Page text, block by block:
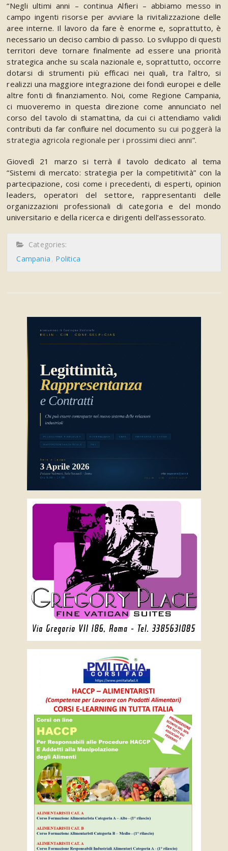
“Negli ultimi anni – continua Alfieri – abbiamo messo in
campo ingenti risorse per avviare la rivitalizzazione delle
aree interne. Il lavoro da fare è enorme e, soprattutto, è
necessario un deciso cambio di passo. Lo sviluppo di questi
territori deve tornare finalmente ad essere una priorità
strategica anche su scala nazionale e, soprattutto, occorre
dotarsi di strumenti più efficaci nei quali, tra l’altro, si
realizzi una maggiore integrazione dei fondi europei e delle
altre fonti di finanziamento. Noi, come Regione Campania,
ci muoveremo in questa direzione come annunciato nel
corso del tavolo di stamattina, da cui ci attendiamo validi
contributi da far confluire nel documentosu cui poggerà la
strategia agricola regionale per i prossimi dieci anni”.
Giovedì 21 marzo si terrà il tavolo dedicato al tema
“Sistemi di mercato: strategia per la competitività” con la
partecipazione, cosi come i precedenti, di esperti, opinion
leaders, operatori del settore, rappresentanti delle
organizzazioni professionali di categoria e del mondo
universitario e della ricerca e dirigenti dell’assessorato.
Categories:
Campania
Politica